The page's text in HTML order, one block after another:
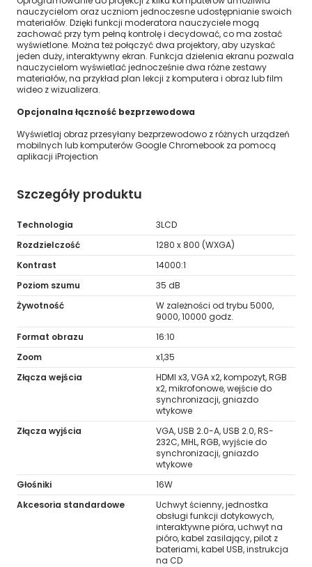
nauczycielom oraz uczniom jednoczesne udostępnianie swoich
materiałów. Dzięki funkcji moderatora nauczyciele mogą
zachować przy tym pełną kontrolę i decydować, co ma zostać
wyświetlone. Można też połączyć dwa projektory, aby uzyskać
jeden duży, interaktywny ekran. Funkcja dzielenia ekranu pozwala
nauczycielom wyświetlać jednocześnie dwa różne zestawy
materiałów, na przykład plan lekcji z komputera i obraz lub film
wideo z wizualizera.
Opcjonalna łączność bezprzewodowa
Wyświetlaj obraz przesyłany bezprzewodowo z różnych urządzeń
mobilnych lub komputerów Google Chromebook za pomocą
aplikacji iProjection
Szczegóły produktu
Technologia
3LCD
Rozdzielczość
1280 x 800 (WXGA)
Kontrast
14000:1
Poziom szumu
35 dB
Żywotność
W zależności od trybu 5000,
9000, 10000 godz.
Format obrazu
16:10
Zoom
x1,35
Złącza wejścia
HDMI x3, VGA x2, kompozyt, RGB
x2, mikrofonowe, wejście do
synchronizacji, gniazdo
wtykowe
Złącza wyjścia
VGA, USB 2.0-A, USB 2.0, RS-
232C, MHL, RGB, wyjście do
synchronizacji, gniazdo
wtykowe
Głośniki
16W
Akcesoria standardowe
Uchwyt ścienny, jednostka
obsługi funkcji dotykowych,
interaktywne pióra, uchwyt na
pióro, kabel zasilający, pilot z
bateriami, kabel USB, instrukcja
na CD